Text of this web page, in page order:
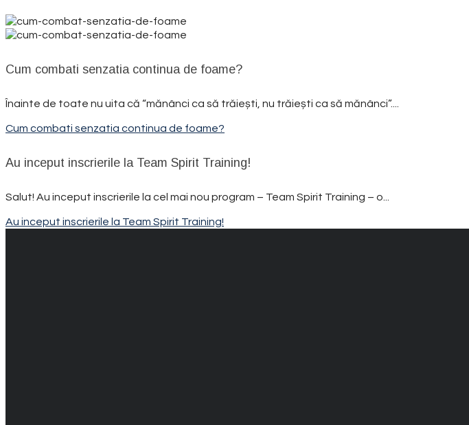
Cum combati senzatia continua de foame?
Înainte de toate nu uita că “mănânci ca să trăiești, nu trăiești ca să mănânci”....
Cum combati senzatia continua de foame?
Au inceput inscrierile la Team Spirit Training!
Salut! Au inceput inscrierile la cel mai nou program – Team Spirit Training – o...
Au inceput inscrierile la Team Spirit Training!